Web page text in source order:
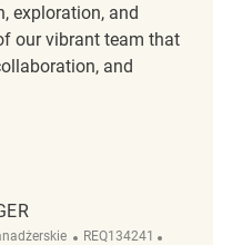
exploration, and
our vibrant team that
and
Manager
ReqId
REQ134241